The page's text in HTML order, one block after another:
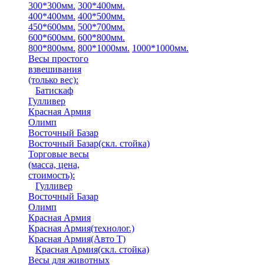
300*300мм. 300*400мм.
400*400мм. 400*500мм.
450*600мм. 500*700мм.
600*600мм. 600*800мм.
800*800мм. 800*1000мм. 1000*1000мм.
Весы простого
взвешивания
(только вес):
Батискаф
Гулливер
Красная Армия
Олимп
Восточный Базар
Восточный Базар(скл. стойка)
Торговые весы
(масса, цена,
стоимость):
Гулливер
Восточный Базар
Олимп
Красная Армия
Красная Армия(технолог.)
Красная Армия(Авто Т)
Красная Армия(скл. стойка)
Весы для животных